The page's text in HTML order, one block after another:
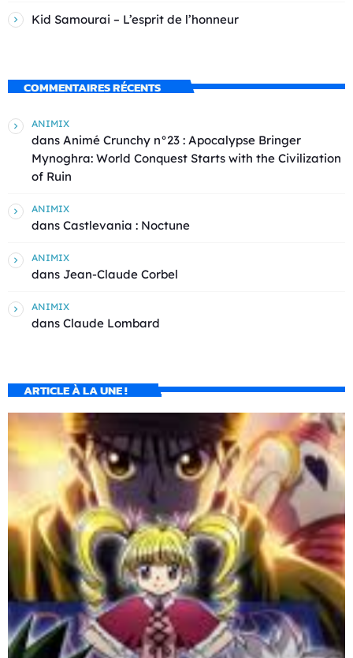
Kid Samourai – L’esprit de l’honneur
COMMENTAIRES RÉCENTS
ANIMIX
dans Animé Crunchy n°23 : Apocalypse Bringer
Mynoghra: World Conquest Starts with the Civilization
of Ruin
ANIMIX
dans Castlevania : Noctune
ANIMIX
dans Jean-Claude Corbel
ANIMIX
dans Claude Lombard
ARTICLE À LA UNE !